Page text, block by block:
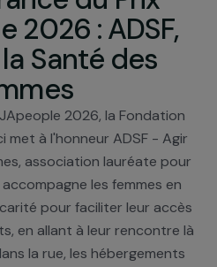
du Prix
2026 :
la Santé des
2026, la
met à l'honneur ADSF -
association lauréate
accompagne les femmes
pour faciliter leur